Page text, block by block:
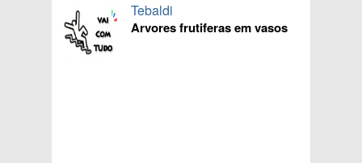
Tebaldi
Arvores frutiferas em vasos